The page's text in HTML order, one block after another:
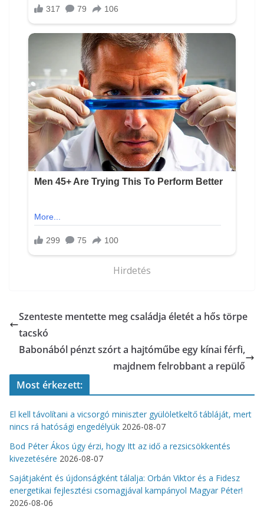
Hirdetés
Szenteste mentette meg családja életét a hős törpe
tacskó
Babonából pénzt szórt a hajtóműbe egy kínai férfi,
majdnem felrobbant a repülő
Most érkezett:
El kell távolítani a vicsorgó miniszter gyülöletkeltő tábláját, mert
nincs rá hatósági engedélyük 2026-08-07
Bod Péter Ákos úgy érzi, hogy Itt az idő a rezsicsökkentés
kivezetésére 2026-08-07
Sajátjaként és újdonságként tálalja: Orbán Viktor és a Fidesz
energetikai fejlesztési csomagjával kampányol Magyar Péter!
2026-08-06